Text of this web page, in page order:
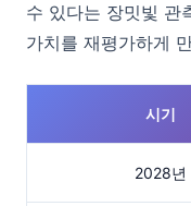
수 있다는 장밋빛 관
가치를 재평가하게
시기
2028년